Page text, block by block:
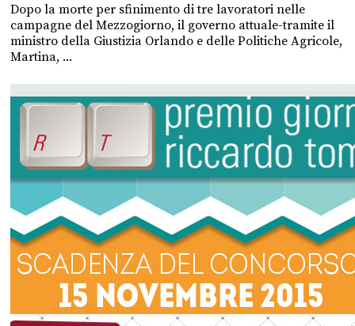
Dopo la morte per sfinimento di tre lavoratori nelle
campagne del Mezzogiorno, il governo attuale-tramite il
ministro della Giustizia Orlando e delle Politiche Agricole,
Martina, ...